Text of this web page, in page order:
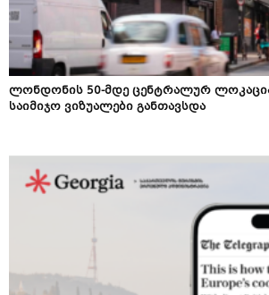
ლონდონის 50-მდე ცენტრალურ
საიმიჯო ვიზუალები განთავსდა